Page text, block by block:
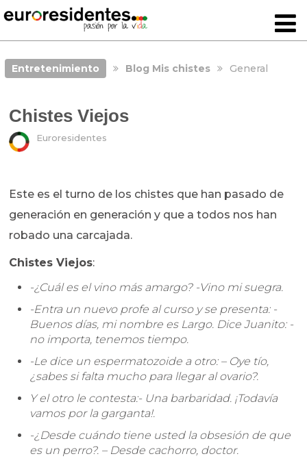
Entretenimiento Blog Mis chistes General
Chistes Viejos
Euroresidentes
Este es el turno de los chistes que han pasado de
generación en generación y que a todos nos han
robado una carcajada.
Chistes Viejos:
-¿Cuál es el vino más amargo? -Vino mi suegra.
-Entra un nuevo profe al curso y se presenta: -
Buenos días, mi nombre es Largo. Dice Juanito: -
no importa, tenemos tiempo.
-Le dice un espermatozoide a otro: – Oye tío,
¿sabes si falta mucho para llegar al ovario?.
Y el otro le contesta:- Una barbaridad. ¡Todavía
vamos por la garganta!.
-¿Desde cuándo tiene usted la obsesión de que
es un perro?. – Desde cachorro, doctor.